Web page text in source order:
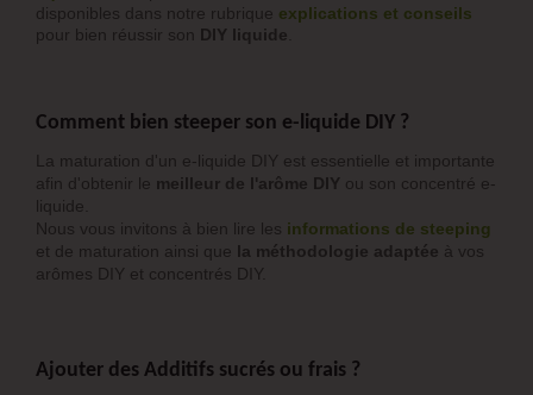
disponibles dans notre rubrique explications et conseils
pour bien réussir son DIY liquide
Comment bien steeper son e-liquide DIY ?
La maturation d'un e-liquide DIY est essentielle et importante
afin d'obtenir le meilleur de l'arôme DIY ou son concentré e-
liquide.
Nous vous invitons à bien lire les informations de steeping
et de maturation ainsi que la méthodologie adaptée à vos
arômes DIY et concentrés DIY.
Ajouter des Additifs sucrés ou frais ?